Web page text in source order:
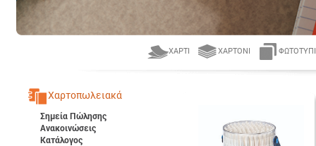
ΧΑΡΤΊ ΧΑΡΤΌΝΙ
Χαρτοπωλειακά
Σημεία Πώλησης
Ανακοινώσεις
Κατάλογος